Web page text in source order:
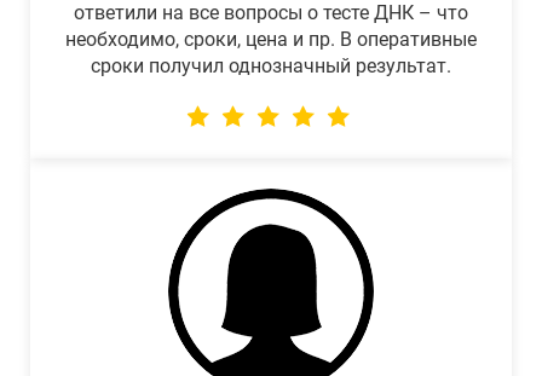
ответили на все вопросы о тесте ДНК – что
необходимо, сроки, цена и пр. В оперативные
сроки получил однозначный результат.